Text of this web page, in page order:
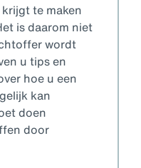
te maken
is daarom niet
wordt
u tips en
hoe u een
kan
doen
door